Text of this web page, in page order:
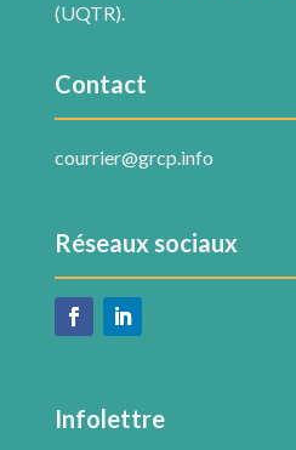
(UQTR).
Contact
courrier@grcp.info
Réseaux sociaux
Infolettre